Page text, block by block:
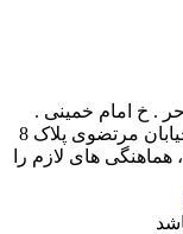
. خ امام خمینی .
خیابان کمالی . خیابان اسکندری جنوبی اول خیابان مرتضوی پلاک 8
های لازم را